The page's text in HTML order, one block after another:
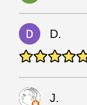
D.
J.